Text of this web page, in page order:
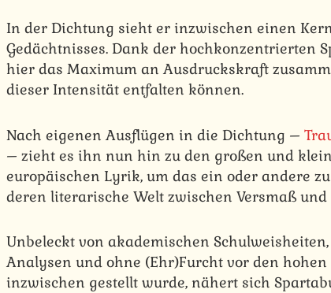
In der Dichtung sieht er inzwischen einen
Gedächtnisses. Dank der hochkonzentrierten
hier das Maximum an Ausdruckskraft
dieser Intensität entfalten können.
Nach eigenen Ausflügen in die Dichtung –
– zieht es ihn nun hin zu den großen und
europäischen Lyrik, um das ein oder andere
deren literarische Welt zwischen Versmaß
Unbeleckt von akademischen
Analysen und ohne (Ehr)Furcht vor den
inzwischen gestellt wurde, nähert sich